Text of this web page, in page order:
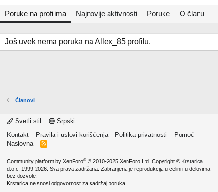
Poruke na profilima Najnovije aktivnosti Poruke O članu
Još uvek nema poruka na Allex_85 profilu.
Članovi
Svetli stil
Srpski
Kontakt
Pravila i uslovi korišćenja Politika privatnosti
Pomoć
Naslovna
R
Community platform by XenForo® © 2010-2025 XenForo Ltd. Copyright © Krstarica
d.o.o. 1999-2026. Sva prava zadržana. Zabranjena je reprodukcija u celini i u delovima
bez dozvole.
Krstarica ne snosi odgovornost za sadržaj poruka.